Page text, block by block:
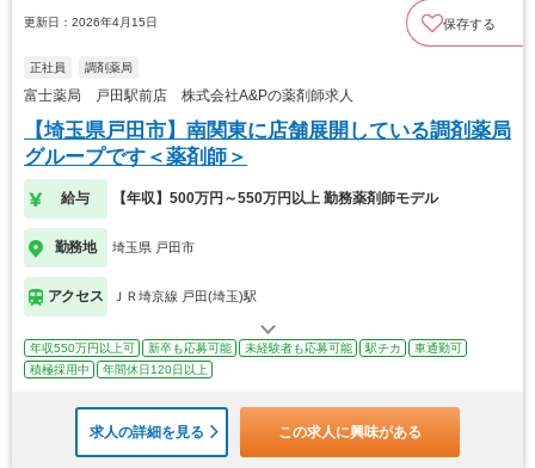
更新日：2026年4月15日 保存する
正社員 調剤薬局
富士薬局 戸田駅前店 株式会社A&Pの薬剤師求人
【埼玉県戸田市】南関東に店舗展開している調剤薬局
グループです＜薬剤師＞
給与 【年収】500万円～550万円以上 勤務薬剤師モデル
勤務地 埼玉県 戸田市
アクセス ＪＲ埼京線 戸田(埼玉)駅
年収550万円以上可 新卒も応募可能 未経験者も応募可能 駅チカ
車通勤可
積極採用中
年間休日120日以上
求人の詳細を見る この求人に興味がある